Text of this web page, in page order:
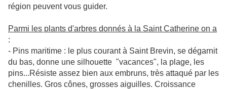
région peuvent vous guider.
Parmi les plants d'arbres donnés à la Saint Catherine on a
:
- Pins maritime : le plus courant à Saint Brevin, se dégarnit
du bas, donne une silhouette "vacances", la plage, les
pins...Résiste assez bien aux embruns, très attaqué par les
chenilles. Gros cônes, grosses aiguilles. Croissance